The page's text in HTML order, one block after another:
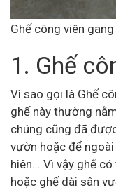
Ghế công viên
1. Ghế
Vì sao gọi là Ghế
ghế này thường
chúng cũng đã
vườn hoặc để
hiên... Vì vậy ghế
hoặc ghế dài sân